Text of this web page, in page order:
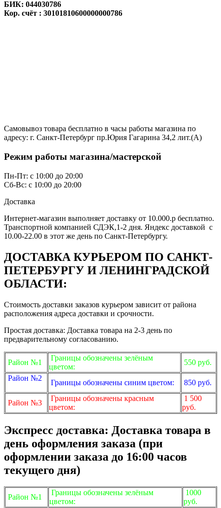
БИК: 044030786
Кор. счёт : 30101810600000000786
Самовывоз товара бесплатно в часы работы магазина по
адресу: г. Санкт-Петербург пр.Юрия Гагарина 34,2 лит.(А)
Режим работы магазина/мастерской
Пн-Пт: с 10:00 до 20:00
Сб-Вс: с 10:00 до 20:00
Доставка
Интернет-магазин выполняет доставку от 10.000.р бесплатно.
Транспортной компанией СДЭК,1-2 дня. Яндекс доставкой с
10.00-22.00 в этот же день по Санкт-Петербургу.
ДОСТАВКА КУРЬЕРОМ ПО САНКТ-
ПЕТЕРБУРГУ И ЛЕНИНГРАДСКОЙ
ОБЛАСТИ:
Стоимость доставки заказов курьером зависит от района
расположения адреса доставки и срочности.
Простая доставка: Доставка товара на 2-3 день по
предварительному согласованию.
Район №1
Границы обозначены зелёным
цветом:
550 руб.
Район №2
Границы обозначены синим цветом: 850 руб.
Район №3
Границы обозначены красным
цветом:
1 500
руб.
Экспресс доставка: Доставка товара в
день оформления заказа (при
оформлении заказа до 16:00 часов
текущего дня)
Район №1
Границы обозначены зелёным
цветом:
1000
руб.